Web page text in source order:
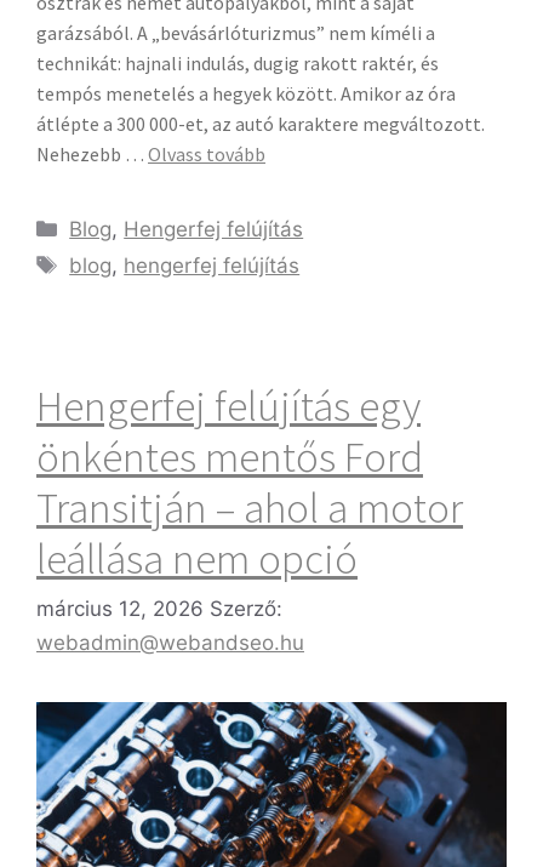
garázsából. A „bevásárlóturizmus” nem kíméli a
technikát: hajnali indulás, dugig rakott raktér, és
tempós menetelés a hegyek között. Amikor az óra
átlépte a 300 000-et, az autó karaktere megváltozott.
Nehezebb … Olvass tovább
Blog, Hengerfej felújítás
blog, hengerfej felújítás
Hengerfej felújítás egy
önkéntes mentős Ford
Transitján – ahol a motor
leállása nem opció
március 12, 2026 Szerző:
webadmin@webandseo.hu